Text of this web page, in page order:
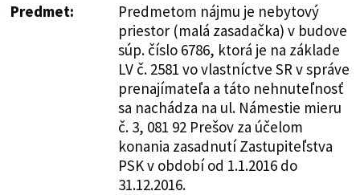
Predmet:
Predmetom nájmu je nebytový
priestor (malá zasadačka) v budove
súp. číslo 6786, ktorá je na základe
LV č. 2581 vo vlastníctve SR v správe
prenajímateľa a táto nehnuteľnosť
sa nachádza na ul. Námestie mieru
č. 3, 081 92 Prešov za účelom
konania zasadnutí Zastupiteľstva
PSK v období od 1.1.2016 do
31.12.2016.